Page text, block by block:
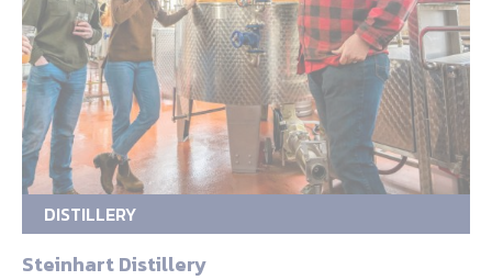
DISTILLERY
Steinhart Distillery